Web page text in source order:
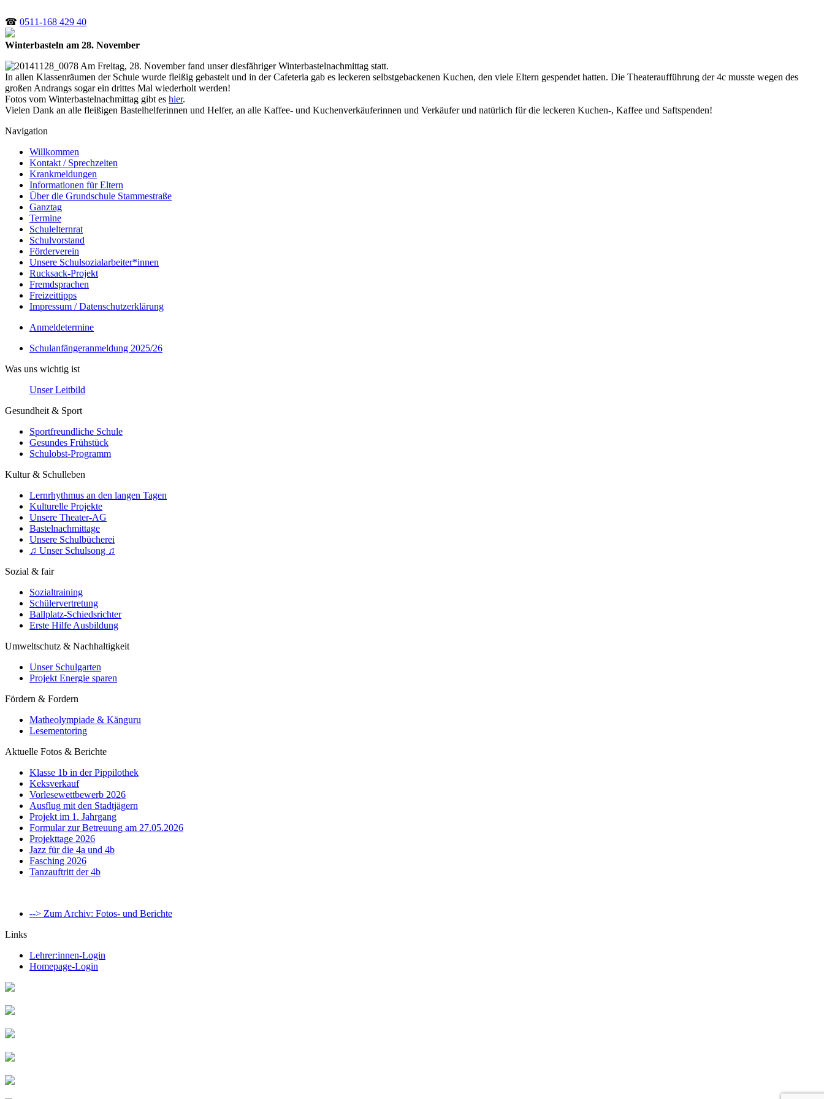
☎ 0511-168 429 40
Winterbasteln am 28. November
Am Freitag, 28. November fand unser diesfähriger Winterbastelnachmittag statt.
In allen Klassenräumen der Schule wurde fleißig gebastelt und in der Cafeteria gab es leckeren selbstgebackenen Kuchen, den viele Eltern gespendet hatten. Die Theateraufführung der 4c musste wegen des
großen Andrangs sogar ein drittes Mal wiederholt werden!
Fotos vom Winterbastelnachmittag gibt es hier.
Vielen Dank an alle fleißigen Bastelhelferinnen und Helfer, an alle Kaffee- und Kuchenverkäuferinnen und Verkäufer und natürlich für die leckeren Kuchen-, Kaffee und Saftspenden!
Navigation
Willkommen
Kontakt / Sprechzeiten
Krankmeldungen
Informationen für Eltern
Über die Grundschule Stammestraße
Ganztag
Termine
Schulelternrat
Schulvorstand
Förderverein
Unsere Schulsozialarbeiter*innen
Rucksack-Projekt
Fremdsprachen
Freizeittipps
Impressum / Datenschutzerklärung
Anmeldetermine
Schulanfängeranmeldung 2025/26
Was uns wichtig ist
Unser Leitbild
Gesundheit & Sport
Sportfreundliche Schule
Gesundes Frühstück
Schulobst-Programm
Kultur & Schulleben
Lernrhythmus an den langen Tagen
Kulturelle Projekte
Unsere Theater-AG
Bastelnachmittage
Unsere Schulbücherei
♫ Unser Schulsong ♫
Sozial & fair
Sozialtraining
Schülervertretung
Ballplatz-Schiedsrichter
Erste Hilfe Ausbildung
Umweltschutz & Nachhaltigkeit
Unser Schulgarten
Projekt Energie sparen
Fördern & Fordern
Matheolympiade & Känguru
Lesementoring
Aktuelle Fotos & Berichte
Klasse 1b in der Pippilothek
Keksverkauf
Vorlesewettbewerb 2026
Ausflug mit den Stadtjägern
Projekt im 1. Jahrgang
Formular zur Betreuung am 27.05.2026
Projekttage 2026
Jazz für die 4a und 4b
Fasching 2026
Tanzauftritt der 4b
--> Zum Archiv: Fotos- und Berichte
Links
Lehrer:innen-Login
Homepage-Login